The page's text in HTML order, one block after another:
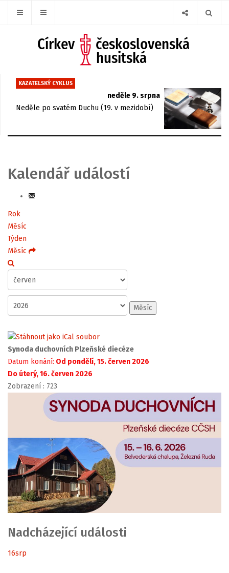
KAZATELSKÝ CYKLUS
neděle 9. srpna
Neděle po svatém Duchu (19. v mezidobí)
Kalendář událostí
Rok
Měsíc
Týden
Měsíc
Měsíc
Synoda duchovních Plzeňské diecéze
Datum konání: Od pondělí, 15. červen 2026
Do úterý, 16. červen 2026
Zobrazení : 723
Nadcházející události
16srp